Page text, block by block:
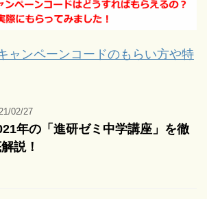
ャンペーンコードのもらい方や特
02/27
年の「進研ゼミ中学講座」を徹
説！